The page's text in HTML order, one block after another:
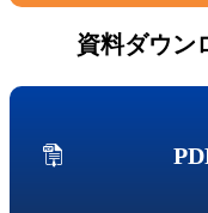
資料ダウン